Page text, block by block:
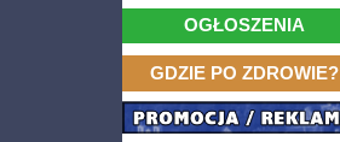
OGŁOSZENIA
GDZIE PO ZDROWIE?